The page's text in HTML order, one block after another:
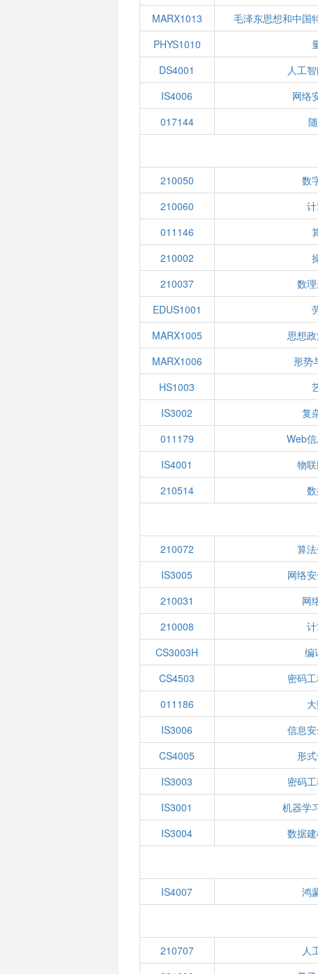
MARX1013
毛泽东思想和中国
PHYS1010
DS4001
人工
IS4006
网络
017144
210050 数
210060
011146
210002
210037
数
EDUS1001
MARX1005
思想
MARX1006
形势
HS1003
IS3002
复
011179
Web
IS4001
物
210514
210072 算
IS3005
网络
210031
网
210008
CS3003H
编
CS4503
密码
011186
IS3006
信息
CS4005
形
IS3003
密码
IS3001
机器学
IS3004
数据
IS4007 鸿
210707 人